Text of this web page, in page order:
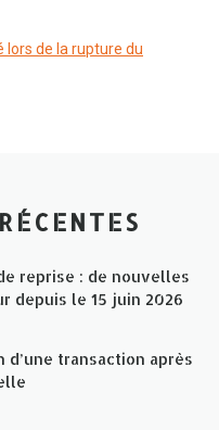
lors de la rupture du
reprise : de nouvelles
depuis le 15 juin 2026
d’une transaction après